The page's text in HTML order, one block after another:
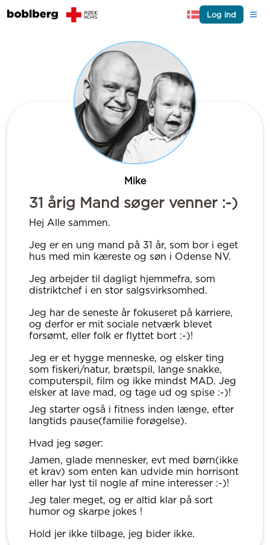
Log ind
Mike
31 årig Mand søger venner :-)
Hej Alle sammen.
Jeg er en ung mand på 31 år, som bor i eget
hus med min kæreste og søn i Odense NV.
Jeg arbejder til dagligt hjemmefra, som
distriktchef i en stor salgsvirksomhed.
Jeg har de seneste år fokuseret på karriere,
og derfor er mit sociale netværk blevet
forsømt, eller folk er flyttet bort :-)!
Jeg er et hygge menneske, og elsker ting
som fiskeri/natur, brætspil, lange snakke,
computerspil, film og ikke mindst MAD. Jeg
elsker at lave mad, og tage ud og spise :-)!
Jeg starter også i fitness inden længe, efter
langtids pause(familie forøgelse).
Hvad jeg søger:
Jamen, glade mennesker, evt med børn(ikke
et krav) som enten kan udvide min horrisont
eller har lyst til nogle af mine interesser :-)!
Jeg taler meget, og er altid klar på sort
humor og skarpe jokes !
Hold jer ikke tilbage, jeg bider ikke.